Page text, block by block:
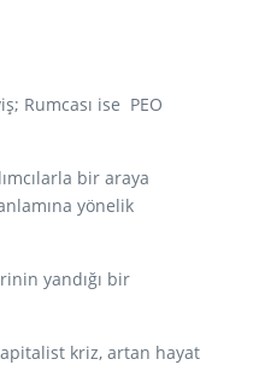
Rumcası ise PEO
bir araya
yönelik
yandığı bir
kriz, artan hayat